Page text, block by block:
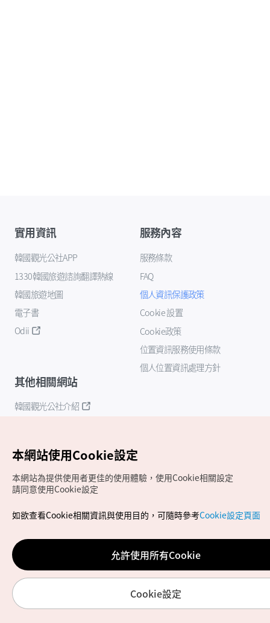
實用資訊
韓國觀光公社APP
1330韓國旅遊諮詢翻譯熱線
韓國旅遊地圖
電子書
Odii
服務內容
服務條款
FAQ
個人資訊保護政策
Cookie 設置
Cookie政策
位置資訊服務使用條款
個人位置資訊處理方針
其他相關網站
韓國觀光公社介紹
Copyrights (c) 韓國觀光公社版權所有
如有相關疑問或建議，歡迎來信至官方信箱
chinese_big5@knto.or.kr
本網站使用Cookie設定
本網站為提供使用者更佳的使用體驗，使用Cookie相關設定
請同意使用Cookie設定
如欲查看Cookie相關資訊與使用目的，可隨時參考Cookie設定頁面
允許使用所有Cookie
Cookie設定